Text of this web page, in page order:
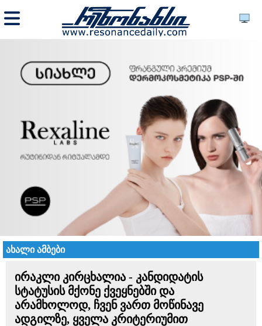
ახალი ამბები
ირაკლი კირცხალია - კანდიდატის
სტატუსის მქონე ქვეყნებში და
არამხოლოდ, ჩვენ ვართ მოწინავე
ადგილზე, ყველა კრიტერიუმით